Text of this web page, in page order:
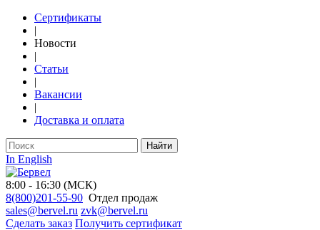
Сертификаты
|
Новости
|
Статьи
|
Вакансии
|
Доставка и оплата
Найти
In English
8:00 - 16:30 (МСК)
8(800)201-55-90 Отдел продаж
sales@bervel.ru zvk@bervel.ru
Сделать заказ Получить сертификат